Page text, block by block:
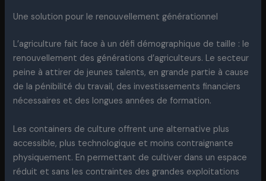
Une solution pour le renouvellement générationnel
L’agriculture fait face à un défi démographique de taille : le
renouvellement des générations d’agriculteurs. Le secteur
peine à attirer de jeunes talents, en grande partie à cause
de la pénibilité du travail, des investissements financiers
nécessaires et des longues années de formation.
Les containers de culture offrent une alternative plus
accessible, plus technologique et moins contraignante
physiquement. En permettant de cultiver dans un espace
réduit et sans les contraintes des grandes exploitations